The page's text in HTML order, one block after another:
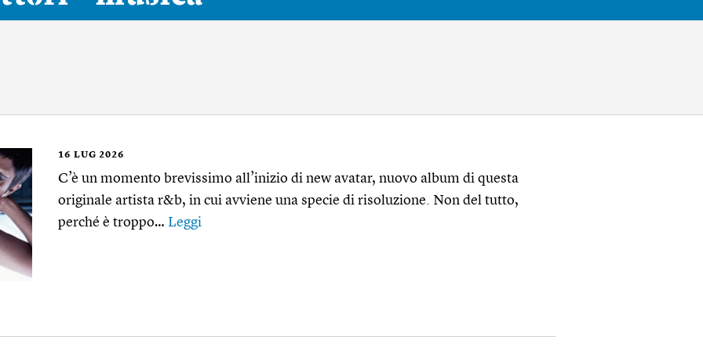
16 LUG 2026
C’è un momento brevissimo all’inizio di new avatar, nuovo album di questa
originale artista r&b, in cui avviene una specie di risoluzione. Non del tutto,
perché è troppo… Leggi